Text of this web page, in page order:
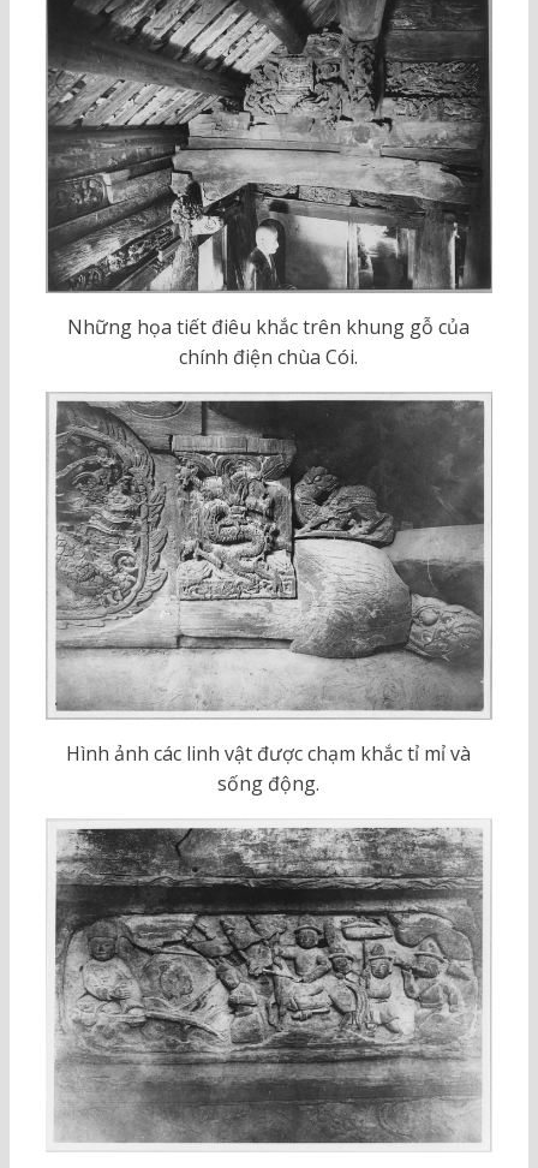
Những họa tiết điêu khắc trên khung gỗ của
chính điện chùa Cói.
Hình ảnh các linh vật được chạm khắc tỉ mỉ và
sống động.